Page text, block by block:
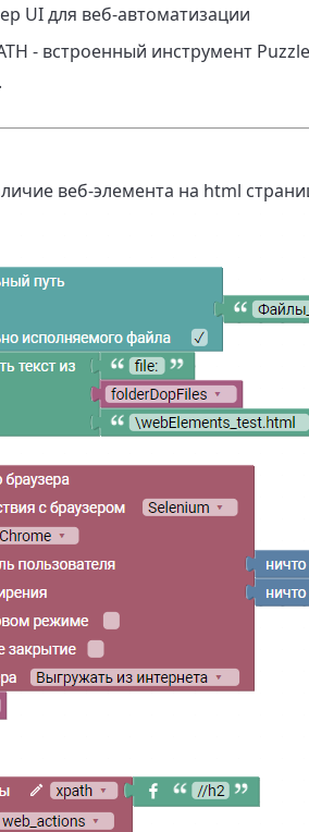
UI для веб-автоматизации
- встроенный инструмент
веб-элемента на html